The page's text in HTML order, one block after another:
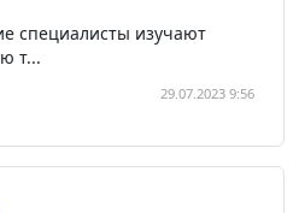
специалисты изучают
т...
29.07.2023 9:56